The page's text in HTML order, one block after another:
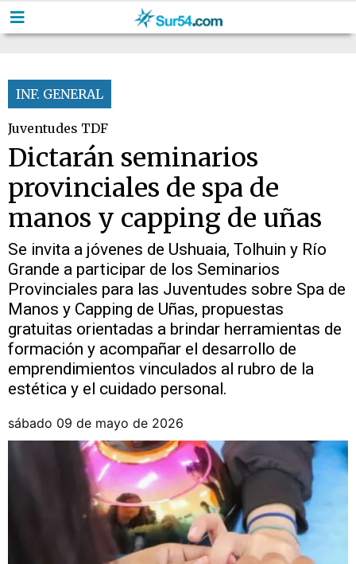
INF. GENERAL
Juventudes TDF
Dictarán seminarios
provinciales de spa de
manos y capping de uñas
Se invita a jóvenes de Ushuaia, Tolhuin y Río
Grande a participar de los Seminarios
Provinciales para las Juventudes sobre Spa de
Manos y Capping de Uñas, propuestas
gratuitas orientadas a brindar herramientas de
formación y acompañar el desarrollo de
emprendimientos vinculados al rubro de la
estética y el cuidado personal.
sábado 09 de mayo de 2026